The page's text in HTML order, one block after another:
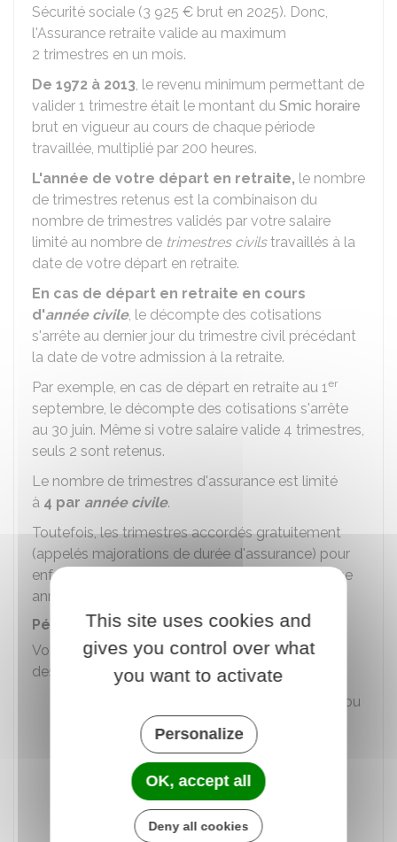
Sécurité sociale (3 925 € brut en 2025). Donc,
l'Assurance retraite valide au maximum
2 trimestres en un mois.
De 1972 à 2013, le revenu minimum permettant de
valider 1 trimestre était le montant du Smic horaire
brut en vigueur au cours de chaque période
travaillée, multiplié par 200 heures.
L'année de votre départ en retraite, le nombre
de trimestres retenus est la combinaison du
nombre de trimestres validés par votre salaire
limité au nombre de trimestres civilstravaillés à la
date de votre départ en retraite.
En cas de départ en retraite en cours
d'année civile, le décompte des cotisations
s'arrête au dernier jour du trimestre civil précédant
la date de votre admission à la retraite.
Par exemple, en cas de départ en retraite au 1er
septembre, le décompte des cotisations s'arrête
au 30 juin. Même si votre salaire valide 4 trimestres,
seuls 2 sont retenus.
Le nombre de trimestres d'assurance est limité
à 4 par année civile.
Toutefois, les trimestres accordés gratuitement
(appelés majorations de durée d'assurance) pour
enfants notamment, ne sont pas imputés sur une
année en particulier.
Périodes non cotisées prises en compte
Votre durée d'assurance retraite comprend aussi
des
périodes non cotisées, notamment :
Périodes d'arrêt de travail pour maladie ou
accident du travail au cours desquelles
vous avez perçu des indemnités
journalières : 1 trimestre est validé pour
chaque période d'indemnisation de
This site uses cookies and
gives you control over what
you want to activate
Personalize
OK, accept all
Deny all cookies